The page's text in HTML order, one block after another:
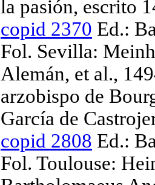
la pasión, escrito
copid 2370 Ed.:
Fol. Sevilla:
Alemán, et al.,
arzobispo de
García de
copid 2808 Ed.:
Fol. Toulouse: